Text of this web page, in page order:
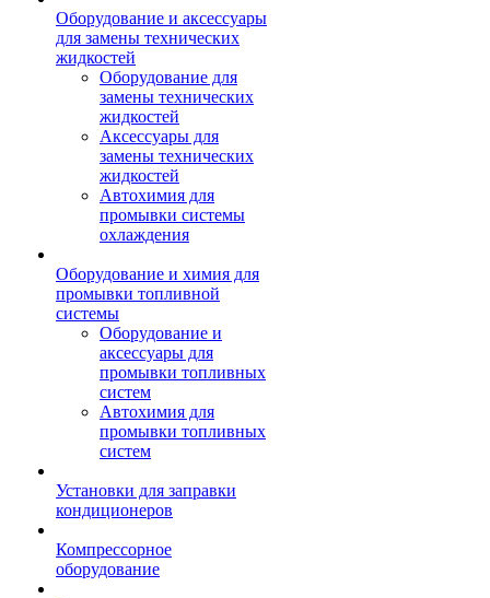
Оборудование и аксессуары
для замены технических
жидкостей
Оборудование для
замены технических
жидкостей
Аксессуары для
замены технических
жидкостей
Автохимия для
промывки системы
охлаждения
Оборудование и химия для
промывки топливной
системы
Оборудование и
аксессуары для
промывки топливных
систем
Автохимия для
промывки топливных
систем
Установки для заправки
кондиционеров
Компрессорное
оборудование